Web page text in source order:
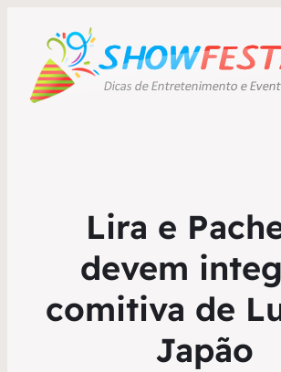
Lira e
devem
comitiva de
Japão